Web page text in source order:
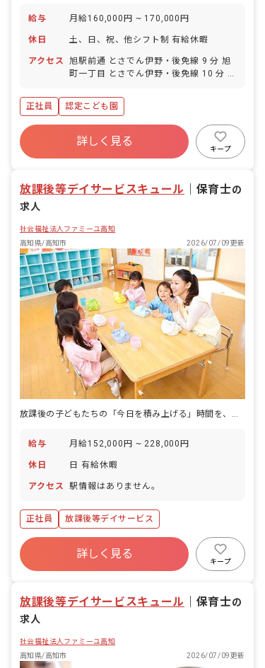
給与 月給160,000円 ~ 170,000円
休日 土、日、祝、他シフト制 有給休暇
アクセス
旭駅前通 とさでん伊野・後免線 9 分 旭
町一丁目 とさでん伊野・後免線 10 分 旭
町五丁目 とさでん伊野・後免線 12 分 蛍
橋 とさでん伊野・後免線 13 分
正社員 認定こども園
詳しく見る
キープ
放課後等デイサービスキュール 保育士の
求人
社会福祉法人ファミーユ高知
高知県/高知市
2026/07/09更新
給与 月給152,000円 ~ 228,000円
休日 日 有給休暇
アクセス 駅情報はありません。
正社員 放課後等デイサービス
詳しく見る
キープ
放課後等デイサービスキュール 保育士の
求人
社会福祉法人ファミーユ高知
高知県/高知市
2026/07/09更新